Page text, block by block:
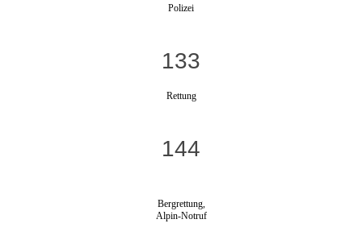
Polizei
133
Rettung
144
Bergrettung,
Alpin-Notruf